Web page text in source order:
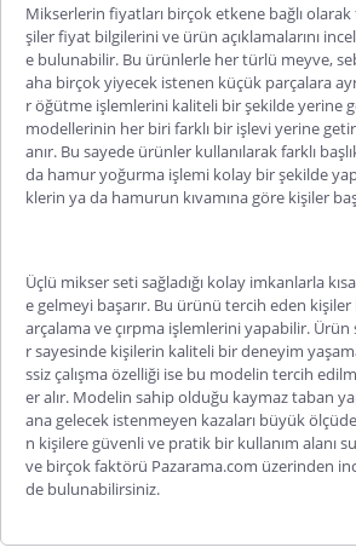
Mikserlerin fiyatları birçok etkene bağlı olarak
şiler fiyat bilgilerini ve ürün açıklamalarını
e bulunabilir. Bu ürünlerle her türlü meyve,
aha birçok yiyecek istenen küçük parçalara
röğütme işlemlerini kaliteli bir şekilde yerine
modellerinin her biri farklı bir işlevi yerine
anır. Bu sayede ürünler kullanılarak farklı
da hamur yoğurma işlemi kolay bir şekilde
klerin ya da hamurun kıvamına göre kişiler
Üçlü mikser setisağladığı kolay imkanlarla
e gelmeyi başarır. Bu ürünü tercih eden
arçalama ve çırpma işlemlerini yapabilir.
r sayesinde kişilerin kaliteli bir deneyim
ssiz çalışma özelliği ise bu modelin tercih
er alır. Modelin sahip olduğu kaymaz taban
ana gelecek istenmeyen kazaları büyük
n kişilere güvenli ve pratik bir kullanım alanı
ve birçok faktörü Pazarama.com üzerinden
de bulunabilirsiniz.